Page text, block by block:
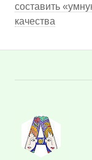
составить
качества